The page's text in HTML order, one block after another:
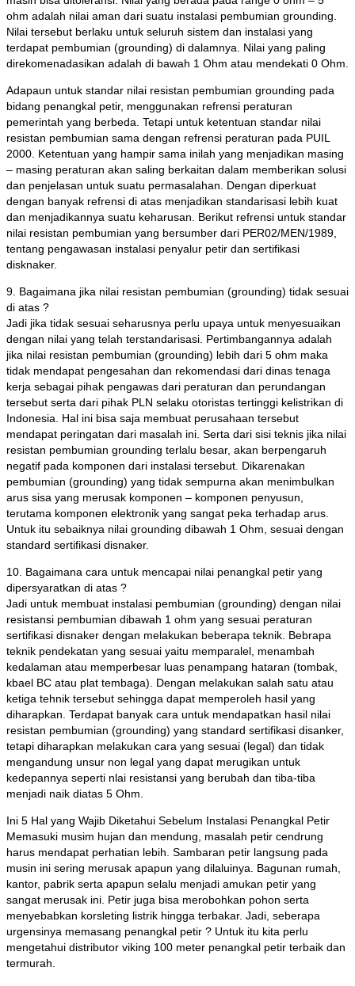
ohm adalah nilai aman dari suatu instalasi pembumian grounding.
Nilai tersebut berlaku untuk seluruh sistem dan instalasi yang
terdapat pembumian (grounding) di dalamnya. Nilai yang paling
direkomenadasikan adalah di bawah 1 Ohm atau mendekati 0 Ohm.
Adapaun untuk standar nilai resistan pembumian grounding pada
bidang penangkal petir, menggunakan refrensi peraturan
pemerintah yang berbeda. Tetapi untuk ketentuan standar nilai
resistan pembumian sama dengan refrensi peraturan pada PUIL
2000. Ketentuan yang hampir sama inilah yang menjadikan masing
– masing peraturan akan saling berkaitan dalam memberikan solusi
dan penjelasan untuk suatu permasalahan. Dengan diperkuat
dengan banyak refrensi di atas menjadikan standarisasi lebih kuat
dan menjadikannya suatu keharusan. Berikut refrensi untuk standar
nilai resistan pembumian yang bersumber dari PER02/MEN/1989,
tentang pengawasan instalasi penyalur petir dan sertifikasi
disknaker.
9. Bagaimana jika nilai resistan pembumian (grounding) tidak sesuai
di atas ?
Jadi jika tidak sesuai seharusnya perlu upaya untuk menyesuaikan
dengan nilai yang telah terstandarisasi. Pertimbangannya adalah
jika nilai resistan pembumian (grounding) lebih dari 5 ohm maka
tidak mendapat pengesahan dan rekomendasi dari dinas tenaga
kerja sebagai pihak pengawas dari peraturan dan perundangan
tersebut serta dari pihak PLN selaku otoristas tertinggi kelistrikan di
Indonesia. Hal ini bisa saja membuat perusahaan tersebut
mendapat peringatan dari masalah ini. Serta dari sisi teknis jika nilai
resistan pembumian grounding terlalu besar, akan berpengaruh
negatif pada komponen dari instalasi tersebut. Dikarenakan
pembumian (grounding) yang tidak sempurna akan menimbulkan
arus sisa yang merusak komponen – komponen penyusun,
terutama komponen elektronik yang sangat peka terhadap arus.
Untuk itu sebaiknya nilai grounding dibawah 1 Ohm, sesuai dengan
standard sertifikasi disnaker.
10. Bagaimana cara untuk mencapai nilai penangkal petir yang
dipersyaratkan di atas ?
Jadi untuk membuat instalasi pembumian (grounding) dengan nilai
resistansi pembumian dibawah 1 ohm yang sesuai peraturan
sertifikasi disnaker dengan melakukan beberapa teknik. Bebrapa
teknik pendekatan yang sesuai yaitu memparalel, menambah
kedalaman atau memperbesar luas penampang hataran (tombak,
kbael BC atau plat tembaga). Dengan melakukan salah satu atau
ketiga tehnik tersebut sehingga dapat memperoleh hasil yang
diharapkan. Terdapat banyak cara untuk mendapatkan hasil nilai
resistan pembumian (grounding) yang standard sertifikasi disanker,
tetapi diharapkan melakukan cara yang sesuai (legal) dan tidak
mengandung unsur non legal yang dapat merugikan untuk
kedepannya seperti nlai resistansi yang berubah dan tiba-tiba
menjadi naik diatas 5 Ohm.
Ini 5 Hal yang Wajib Diketahui Sebelum Instalasi Penangkal Petir
Memasuki musim hujan dan mendung, masalah petir cendrung
harus mendapat perhatian lebih. Sambaran petir langsung pada
musin ini sering merusak apapun yang dilaluinya. Bagunan rumah,
kantor, pabrik serta apapun selalu menjadi amukan petir yang
sangat merusak ini. Petir juga bisa merobohkan pohon serta
menyebabkan korsleting listrik hingga terbakar. Jadi, seberapa
urgensinya memasang penangkal petir ? Untuk itu kita perlu
mengetahui distributor viking 100 meter penangkal petir terbaik dan
termurah.